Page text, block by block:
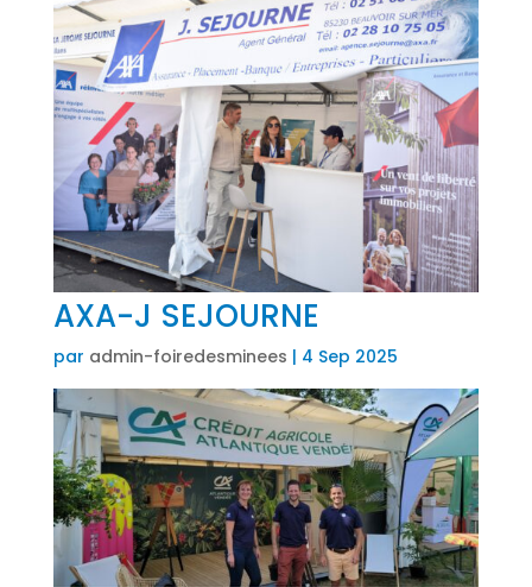
AXA-J SEJOURNE
par admin-foiredesminees | 4 Sep 2025